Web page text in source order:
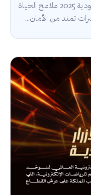
يرصد تقرير قابلية العيش في مدن السعودية 2025 ملامح الحياة
تمتد من الأمان...